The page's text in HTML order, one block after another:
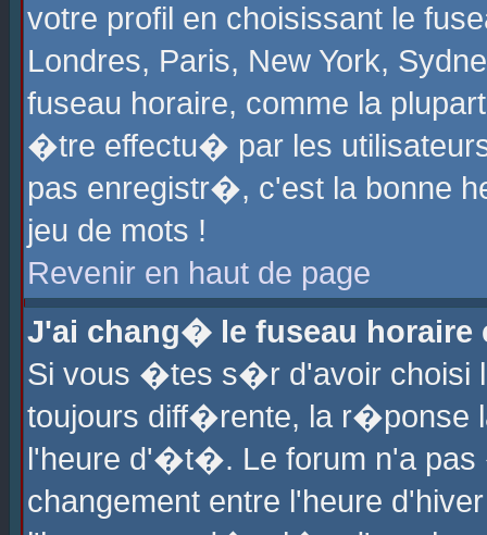
votre profil en choisissant le
Londres, Paris, New York,
fuseau horaire, comme la
�tre effectu� par les
pas enregistr�, c'est la bonne
jeu de mots !
Revenir en haut de page
J'ai chang� le fuseau horaire
Si vous �tes s�r d'avoir choisi
toujours diff�rente, la r�ponse
l'heure d'�t�. Le forum n'a
changement entre l'heure